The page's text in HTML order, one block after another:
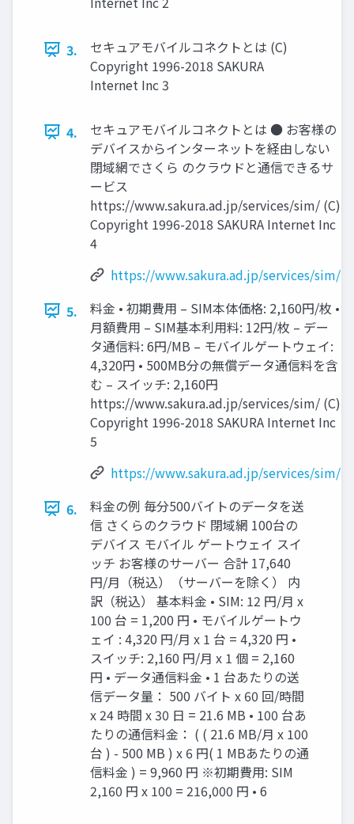
3.
セキュアモバイルコネクトとは (C)
Copyright 1996-2018 SAKURA
Internet Inc 3
4.
セキュアモバイルコネクトとは ● お客様の
デバイスからインターネットを経由しない
閉域網でさくら のクラウドと通信できるサ
ービス
https://www.sakura.ad.jp/services/sim/ (C)
Copyright 1996-2018 SAKURA Internet Inc
4
https://www.sakura.ad.jp/services/sim/
5.
料金 • 初期費用 – SIM本体価格: 2,160円/枚 •
月額費用 – SIM基本利用料: 12円/枚 – デー
タ通信料: 6円/MB – モバイルゲートウェイ:
4,320円 • 500MB分の無償データ通信料を含
む – スイッチ: 2,160円
https://www.sakura.ad.jp/services/sim/ (C)
Copyright 1996-2018 SAKURA Internet Inc
5
https://www.sakura.ad.jp/services/sim/
6.
料金の例 毎分500バイトのデータを送
信 さくらのクラウド 閉域網 100台の
デバイス モバイル ゲートウェイ スイ
ッチ お客様のサーバー 合計 17,640
円/月（税込）（サーバーを除く） 内
訳（税込） 基本料金 • SIM: 12 円/月 x
100 台 = 1,200 円 • モバイルゲートウ
ェイ : 4,320 円/月 x 1 台 = 4,320 円 •
スイッチ: 2,160 円/月 x 1 個 = 2,160
円 • データ通信料金 • 1 台あたりの送
信データ量： 500 バイト x 60 回/時間
x 24 時間 x 30 日 = 21.6 MB • 100 台あ
たりの通信料金： ( ( 21.6 MB/月 x 100
台 ) - 500 MB ) x 6 円( 1 MBあたりの通
信料金 ) = 9,960 円 ※初期費用: SIM
2,160 円 x 100 = 216,000 円 • 6